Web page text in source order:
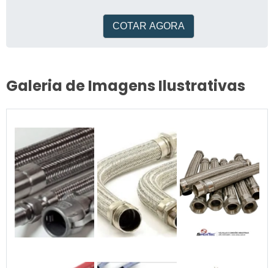
COTAR AGORA
Galeria de Imagens Ilustrativas